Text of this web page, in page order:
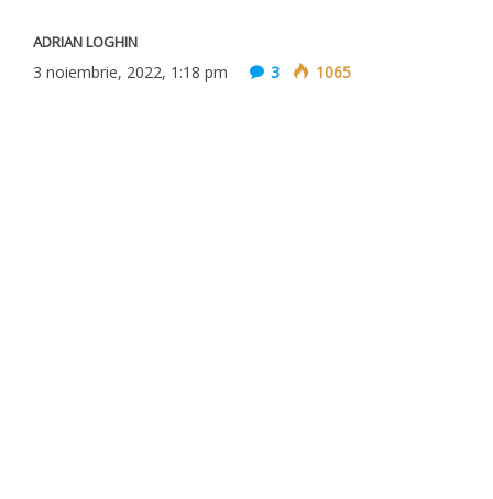
ADRIAN LOGHIN
3 noiembrie, 2022, 1:18 pm 3 1065